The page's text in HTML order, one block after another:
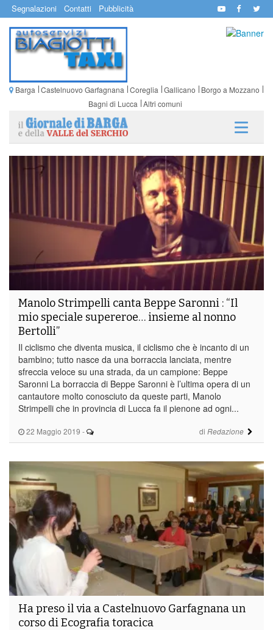
Segnalazioni Contatti Pubblicità
Barga Castelnuovo Garfagnana Coreglia Gallicano
Borgo a Mozzano
Bagni di Lucca Altri comuni
22 Maggio 2019 - di Redazione
Manolo Strimpelli canta Beppe Saronni : “Il
mio speciale supereroe… insieme al nonno
Bertolli”
Il ciclismo che diventa musica, il ciclismo che è incanto di un
bambino; tutto nasce da una borraccia lanciata, mentre
sfreccia veloce su una strada, da un campione: Beppe
Saronni La borraccia di Beppe Saronni è l’ultima opera di un
cantautore molto conosciuto da queste parti, Manolo
Strimpelli che in provincia di Lucca fa il pienone ad ogni...
Ha preso il via a Castelnuovo Garfagnana un
corso di Ecografia toracica